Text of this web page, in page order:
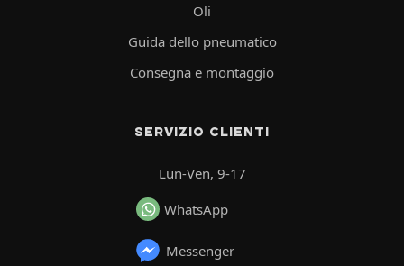
Oli
Guida dello pneumatico
Consegna e montaggio
SERVIZIO CLIENTI
Lun-Ven, 9-17
WhatsApp
Messenger